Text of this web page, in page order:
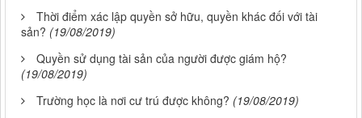
Thời điểm xác lập quyền sở hữu, quyền khác đối với tài
sản? (19/08/2019)
Quyền sử dụng tài sản của người được giám hộ?
(19/08/2019)
Trường học là nơi cư trú được không? (19/08/2019)